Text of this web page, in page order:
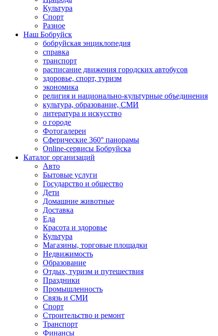
Культура
Спорт
Разное
Наш Бобруйск
бобруйская энциклопедия
справка
транспорт
расписание движения городских автобусов
здоровье, спорт, туризм
экономика
религия и национально-культурные объединения
культура, образование, СМИ
литература и искусство
о городе
Фотогалереи
Сферические 360° панорамы
Online-сервисы Бобруйска
Каталог организаций
Авто
Бытовые услуги
Государство и общество
Дети
Домашние животные
Доставка
Еда
Красота и здоровье
Культура
Магазины, торговые площадки
Недвижимость
Образование
Отдых, туризм и путешествия
Праздники
Промышленность
Связь и СМИ
Спорт
Строительство и ремонт
Транспорт
Финансы